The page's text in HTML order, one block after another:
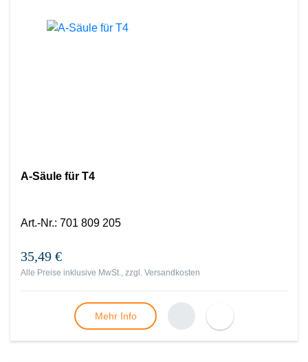
A-Säule für T4
Art.-Nr.: 701 809 205
35,49 €
Alle Preise inklusive MwSt., zzgl. Versandkosten
Mehr Info